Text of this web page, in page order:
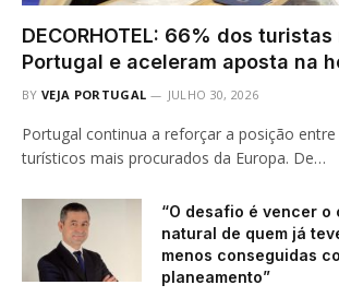
DECORHOTEL: 66% dos
Portugal e aceleram aposta na
BY VEJA PORTUGAL JULHO 30, 2026
Portugal continua a reforçar a posição
turísticos mais procurados da Europa. De…
“O desafio é vencer o
natural de quem já
menos conseguidas
planeamento”